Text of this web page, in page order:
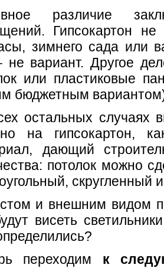
различие
Гипсокартон
зимнего сада или
не вариант. Другое
или пластиковые
бюджетным
остальных случаях
на гипсокартон,
дающий
потолок можно
скругленный
и внешним видом
висеть
переходим к